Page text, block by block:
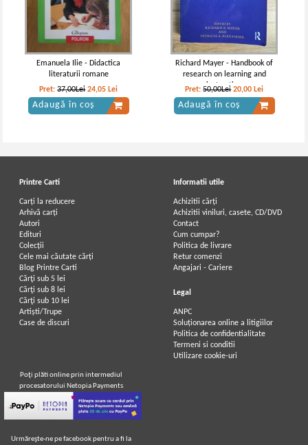
Emanuela Ilie - Didactica
literaturii romane
Pret:37,00Lei 24,05 Lei
Adaugă în coș
Richard Mayer - Handbook of
research on learning and
instruction
Pret:50,00Lei 20,00 Lei
Adaugă în coș
Printre Carti
Carți la reducere
Arhivă carți
Autori
Edituri
Colecții
Cele mai căutate cărți
Blog Printre Carti
Cărţi sub 5 lei
Cărţi sub 8 lei
Cărţi sub 10 lei
Artiști/Trupe
Case de discuri
Informatii utile
Achizitii cărți
Achizitii viniluri, casete, CD/DVD
Contact
Cum cumpar?
Politica de livrare
Retur comenzi
Angajari - Cariere
Legal
ANPC
Soluționarea online a litigiilor
Politica de confidentialitate
Termeni si conditii
Utilizare cookie-uri
Poţi plăti online prin intermediul
procesatorului Netopia Payments
Urmăreşte-ne pe facebook pentru a fi la